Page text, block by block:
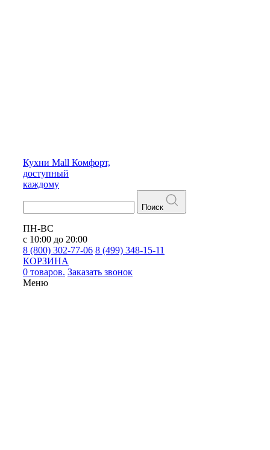
Кухни Mall Комфорт,
доступный
каждому
Поиск
ПН-ВС
с 10:00 до 20:00
8 (800) 302-77-06 8 (499) 348-15-11
КОРЗИНА
0 товаров. Заказать звонок
Меню